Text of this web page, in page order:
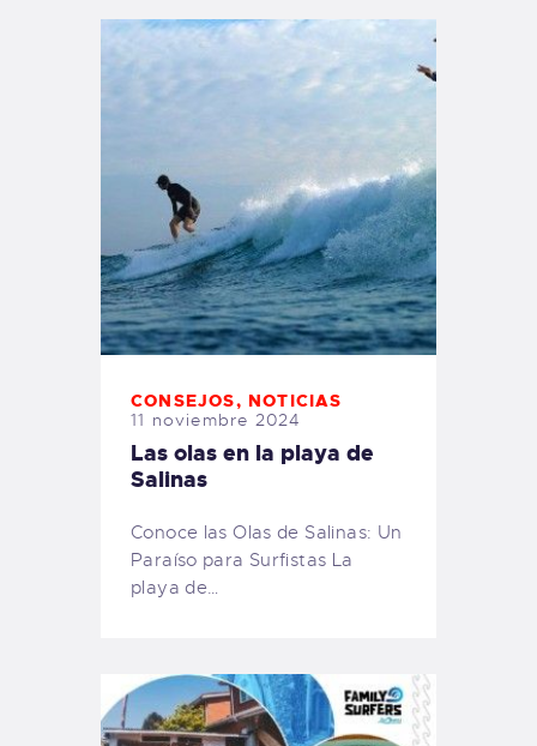
CONSEJOS, NOTICIAS
11 noviembre 2024
Las olas en la playa de
Salinas
Conoce las Olas de Salinas: Un
Paraíso para Surfistas La
playa de…